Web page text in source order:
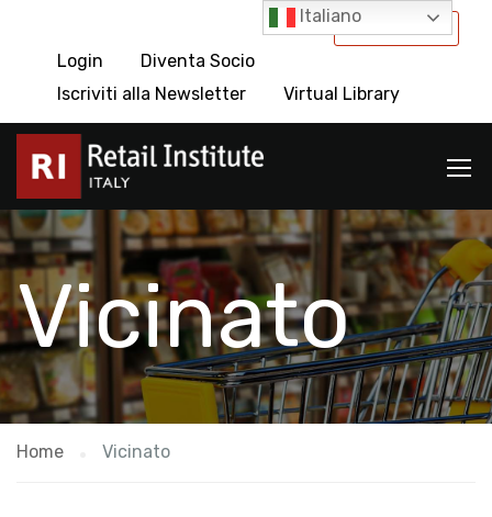
International
Login
Diventa Socio
Iscriviti alla Newsletter
Virtual Library
Vicinato
Home Vicinato
Italiano